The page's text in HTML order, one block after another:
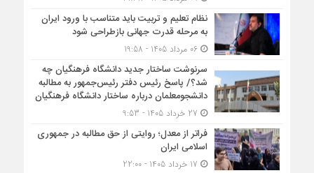
نظام تعلیم و تربیت باید متناسب با ورود ایران
به مرحله قدرت جهانی بازطراحی شود
06 مرداد 1405 - 19:58
سرنوشت ساختار جدید دانشگاه فرهنگیان چه
شد؟/ پاسخ رئیس دفتر رئیس‌جمهور به مطالبه
دانشجومعلمان درباره ساختار دانشگاه فرهنگیان
فراتر از معدل؛ روایتی از حق مطالبه در جمهوری
اسلامی ایران